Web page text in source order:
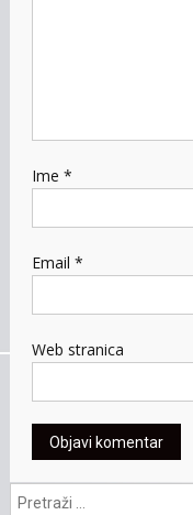
Ime *
Email *
Web stranica